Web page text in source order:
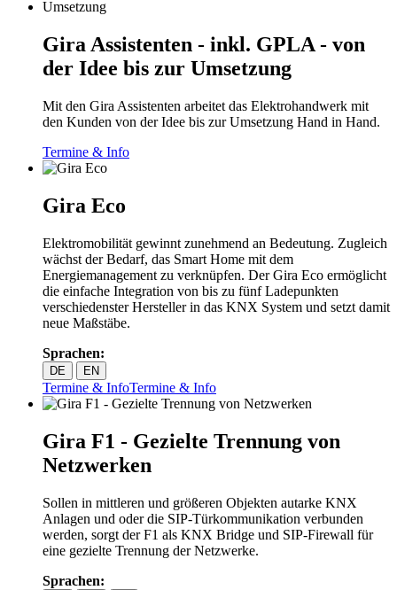
Gira Assistenten - inkl. GPLA - von
der Idee bis zur Umsetzung
Mit den Gira Assistenten arbeitet das Elektrohandwerk mit
den Kunden von der Idee bis zur Umsetzung Hand in Hand.
Termine & Info
Gira Eco
Elektromobilität gewinnt zunehmend an Bedeutung. Zugleich
wächst der Bedarf, das Smart Home mit dem
Energiemanagement zu verknüpfen. Der Gira Eco ermöglicht
die einfache Integration von bis zu fünf Ladepunkten
verschiedenster Hersteller in das KNX System und setzt damit
neue Maßstäbe.
Sprachen:
DE EN
Termine & InfoTermine & Info
Gira F1 - Gezielte Trennung von
Netzwerken
Sollen in mittleren und größeren Objekten autarke KNX
Anlagen und oder die SIP-Türkommunikation verbunden
werden, sorgt der F1 als KNX Bridge und SIP-Firewall für
eine gezielte Trennung der Netzwerke.
Sprachen: